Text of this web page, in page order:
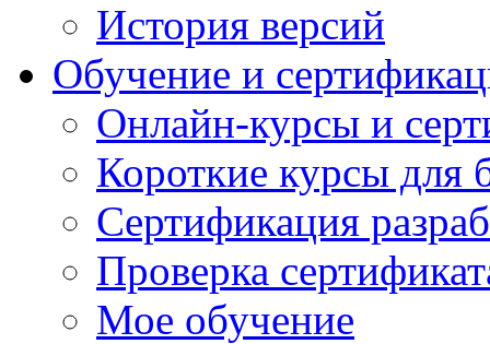
История версий
Обучение и
Онлайн-курсы и
Короткие курсы для
Сертификация
Проверка
Мое обучение